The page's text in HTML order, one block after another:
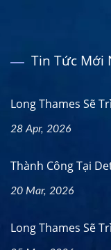
Tin Tức Mới
Long Thames Sẽ
28 Apr, 2026
Thành Công Tại
20 Mar, 2026
Long Thames Sẽ